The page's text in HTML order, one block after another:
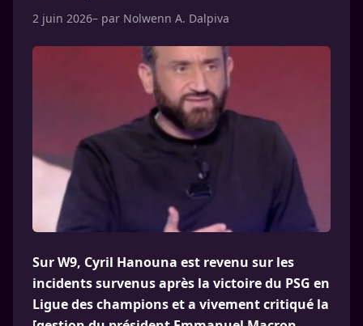
2 juin 2026– par Nolwenn A. Dalpiva
Sur W9, Cyril Hanouna est revenu sur les
incidents survenus après la victoire du PSG en
Ligue des champions et a vivement critiqué la